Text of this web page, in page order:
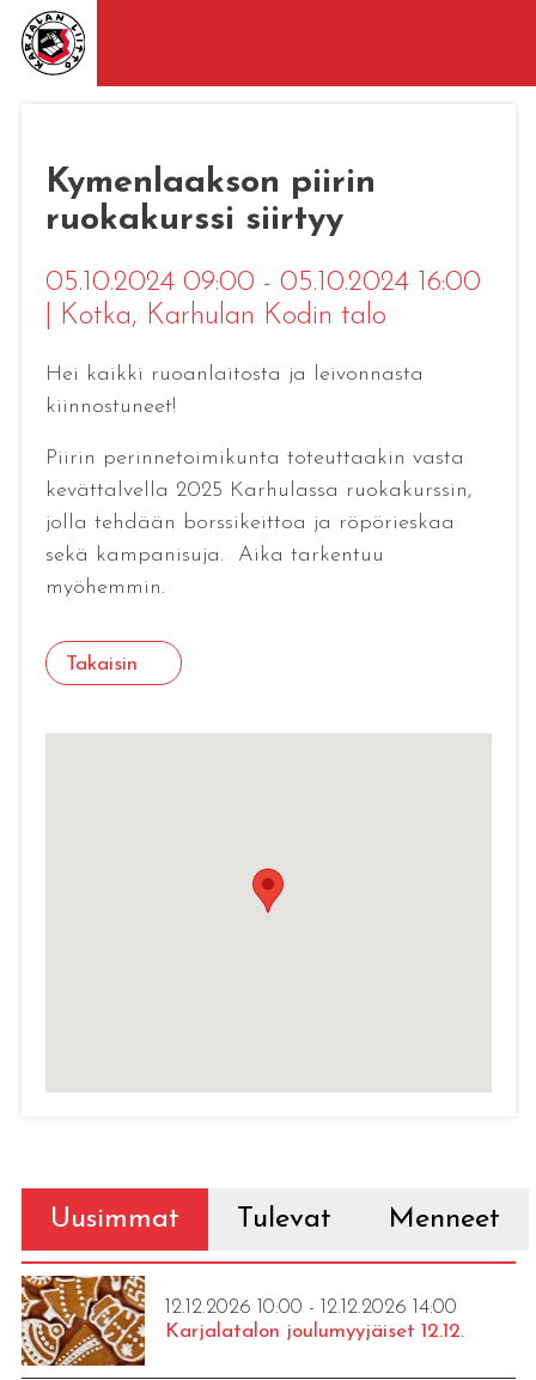
Kymenlaakson piirin
ruokakurssi siirtyy
05.10.2024 09:00 - 05.10.2024 16:00
Kotka, Karhulan Kodin talo
Hei kaikki ruoanlaitosta ja leivonnasta
kiinnostuneet!
Piirin perinnetoimikunta toteuttaakin vasta
kevättalvella 2025 Karhulassa ruokakurssin,
jolla tehdään borssikeittoa ja röpörieskaa
sekä kampanisuja. Aika tarkentuu
myöhemmin.
Takaisin
Uusimmat Tulevat Menneet
12.12.2026 10:00 - 12.12.2026 14:00
Karjalatalon joulumyyjäiset 12.12.